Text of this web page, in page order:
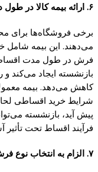
۶. ارائه بیمه کالا در طول دوره قسط‌بندی
برخی فروشگاه‌ها برای
می‌دهند. این بیمه شامل
فرش در طول مدت اقساط
بازنشسته ایجاد می‌کند
کاهش می‌دهد. بیمه
شرایط خرید اقساطی
پیش آید، بازنشسته
فرآیند اقساط تحت تأثیر
۷. الزام به انتخاب نوع فرش‌های مجاز